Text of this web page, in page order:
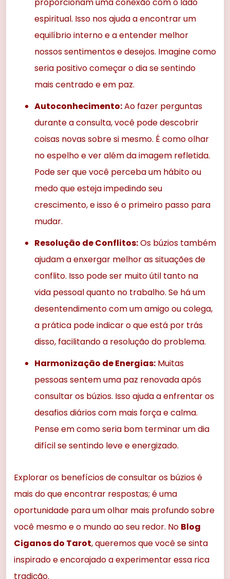
espiritual. Isso nos ajuda a encontrar um
equilíbrio interno e a entender melhor
nossos sentimentos e desejos. Imagine como
seria positivo começar o dia se sentindo
mais centrado e em paz.
Autoconhecimento:Ao fazer perguntas
durante a consulta, você pode descobrir
coisas novas sobre si mesmo. É como olhar
no espelho e ver além da imagem refletida.
Pode ser que você perceba um hábito ou
medo que esteja impedindo seu
crescimento, e isso é o primeiro passo para
mudar.
Resolução de Conflitos:Os búzios também
ajudam a enxergar melhor as situações de
conflito. Isso pode ser muito útil tanto na
vida pessoal quanto no trabalho. Se há um
desentendimento com um amigo ou colega,
a prática pode indicar o que está por trás
disso, facilitando a resolução do problema.
Harmonização de Energias: Muitas
pessoas sentem uma paz renovada após
consultar os búzios. Isso ajuda a enfrentar os
desafios diários com mais força e calma.
Pense em como seria bom terminar um dia
difícil se sentindo leve e energizado.
Explorar os benefícios de consultar os búzios é
mais do que encontrar respostas; é uma
oportunidade para um olhar mais profundo sobre
você mesmo e o mundo ao seu redor. No Blog
Ciganos do Tarot, queremos que você se sinta
inspirado e encorajado a experimentar essa rica
tradição.